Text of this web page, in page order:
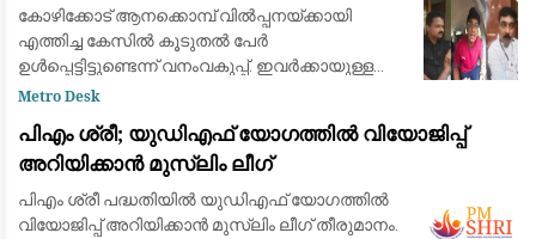
ജില്ലകളിലേക്കും അന്വേഷണം
കോഴിക്കോട് ആനക്കൊമ്പ് വിൽപ്പനയ്ക്കായി
എത്തിച്ച കേസിൽ കൂടുതൽ പേർ
ഉൾപ്പെട്ടിട്ടുണ്ടെന്ന് വനംവകുപ്പ്. ഇവർക്കായുള്ള
അന്വേഷണം ആരംഭിച്ചു. ഇന്നലെ
റിമാൻഡ് ചെയ്തു.സംസ്ഥാനത്
Metro Desk
പിഎം ശ്രീ; യുഡിഎഫ് യോഗത്തില്‍ വിയോജിപ്പ്
അറിയിക്കാന്‍ മുസ്ലിം ലീഗ്
പിഎം ശ്രീ പദ്ധതിയില്‍ യുഡിഎഫ് യോഗത്തില്‍
വിയോജിപ്പ് അറിയിക്കാന്‍ മുസ്ലിം ലീഗ് തീരുമാനം.